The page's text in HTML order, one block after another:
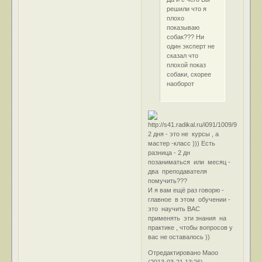
решили что я
плохо
показываю
собак??? Ни
один эксперт не
сказал что
плохой показ
собаки, скорее
наоборот
2 дня - это не курсы , а
мастер -класс ))) Есть
разница - 2 дн
позаниматься или месяц -
два преподавателя
помучить???
И я вам ещё раз говорю -
главное в этом обучении -
это научить ВАС
применять эти знания на
практике , чтобы вопросов у
вас не оставалось ))
Отредактировано Маоо